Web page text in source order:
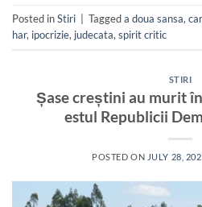
Posted inStiri Taggeda doua sansa,
har, ipocrizie, judecata, spirit critic
STIRI
Șase creștini au murit
estul Republicii
POSTED ON JULY 28,